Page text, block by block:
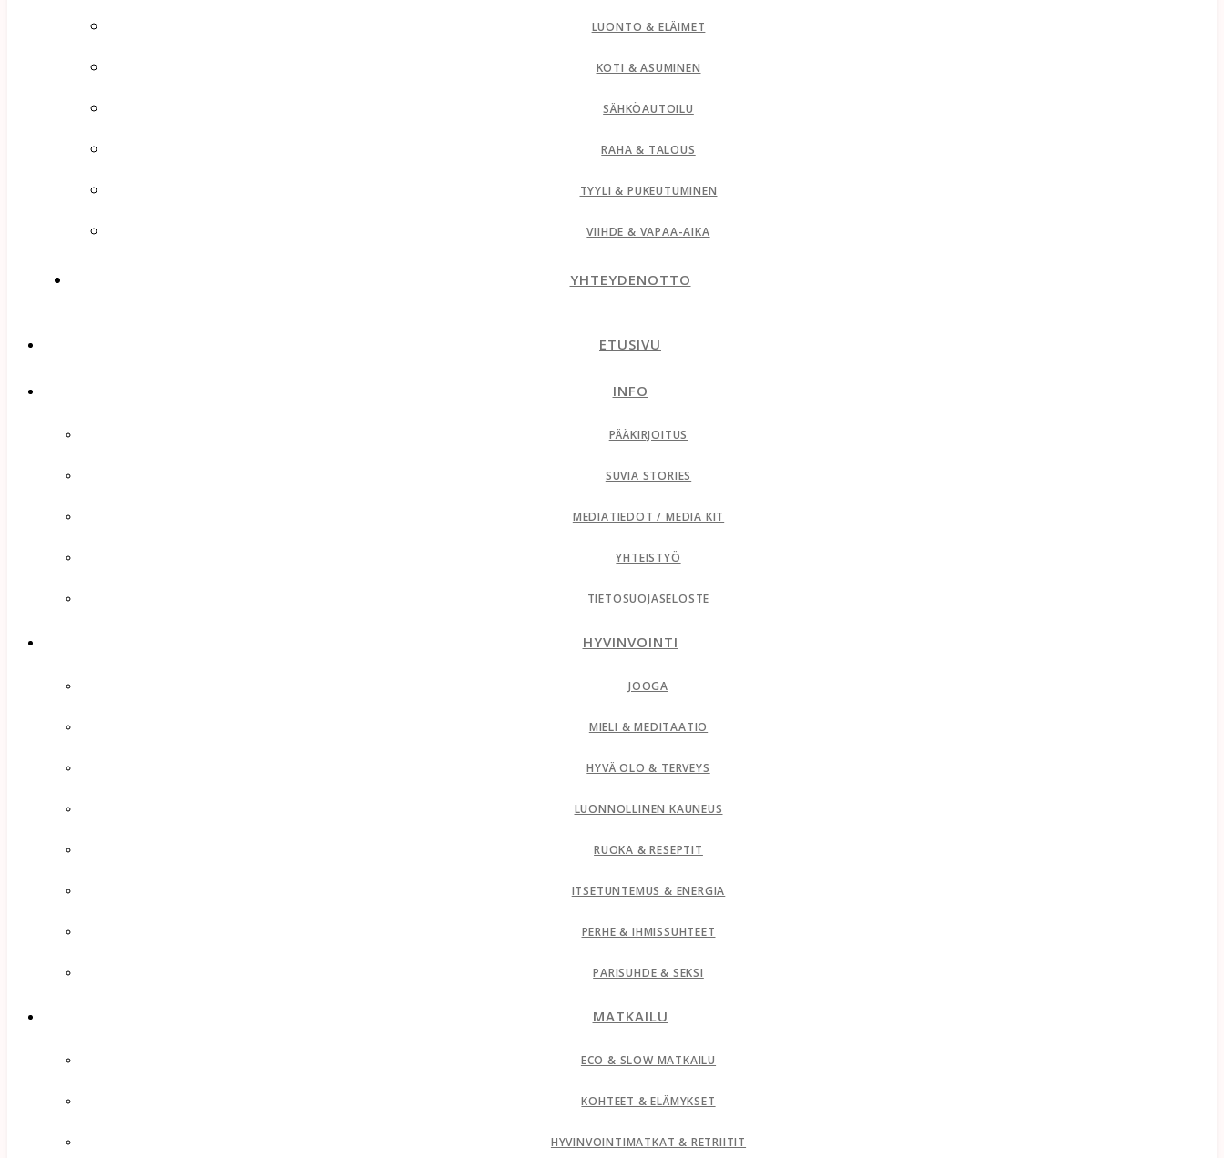
LUONTO & ELÄIMET
KOTI & ASUMINEN
SÄHKÖAUTOILU
RAHA & TALOUS
TYYLI & PUKEUTUMINEN
VIIHDE & VAPAA-AIKA
YHTEYDENOTTO
ETUSIVU
INFO
PÄÄKIRJOITUS
SUVIA STORIES
MEDIATIEDOT / MEDIA KIT
YHTEISTYÖ
TIETOSUOJASELOSTE
HYVINVOINTI
JOOGA
MIELI & MEDITAATIO
HYVÄ OLO & TERVEYS
LUONNOLLINEN KAUNEUS
RUOKA & RESEPTIT
ITSETUNTEMUS & ENERGIA
PERHE & IHMISSUHTEET
PARISUHDE & SEKSI
MATKAILU
ECO & SLOW MATKAILU
KOHTEET & ELÄMYKSET
HYVINVOINTIMATKAT & RETRIITIT